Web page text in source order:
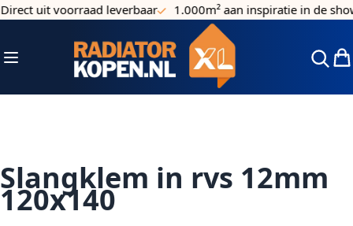
Ga naar de inhoud
uit voorraad leverbaar 1.000m² aan inspiratie in de
Toggle Nav
Slangklem in rvs 12mm
120x140